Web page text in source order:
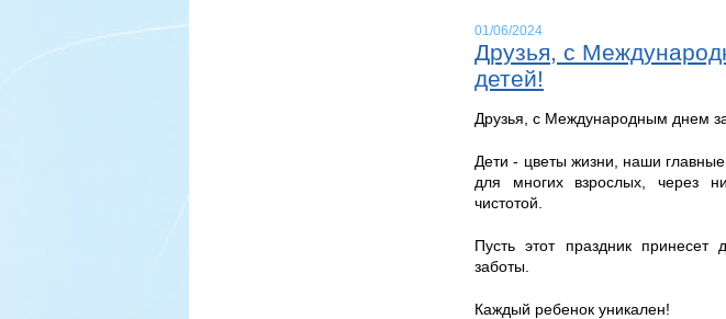
01/06/2024
Друзья, с
детей!
Друзья, с Международным днем
Дети - цветы жизни, наши
для многих взрослых, через
чистотой.
Пусть этот праздник
заботы.
Каждый ребенок уникален!